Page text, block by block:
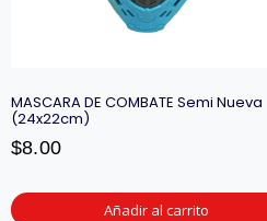
MASCARA DE COMBATE Semi Nueva
(24x22cm)
$8.00
Añadir al carrito